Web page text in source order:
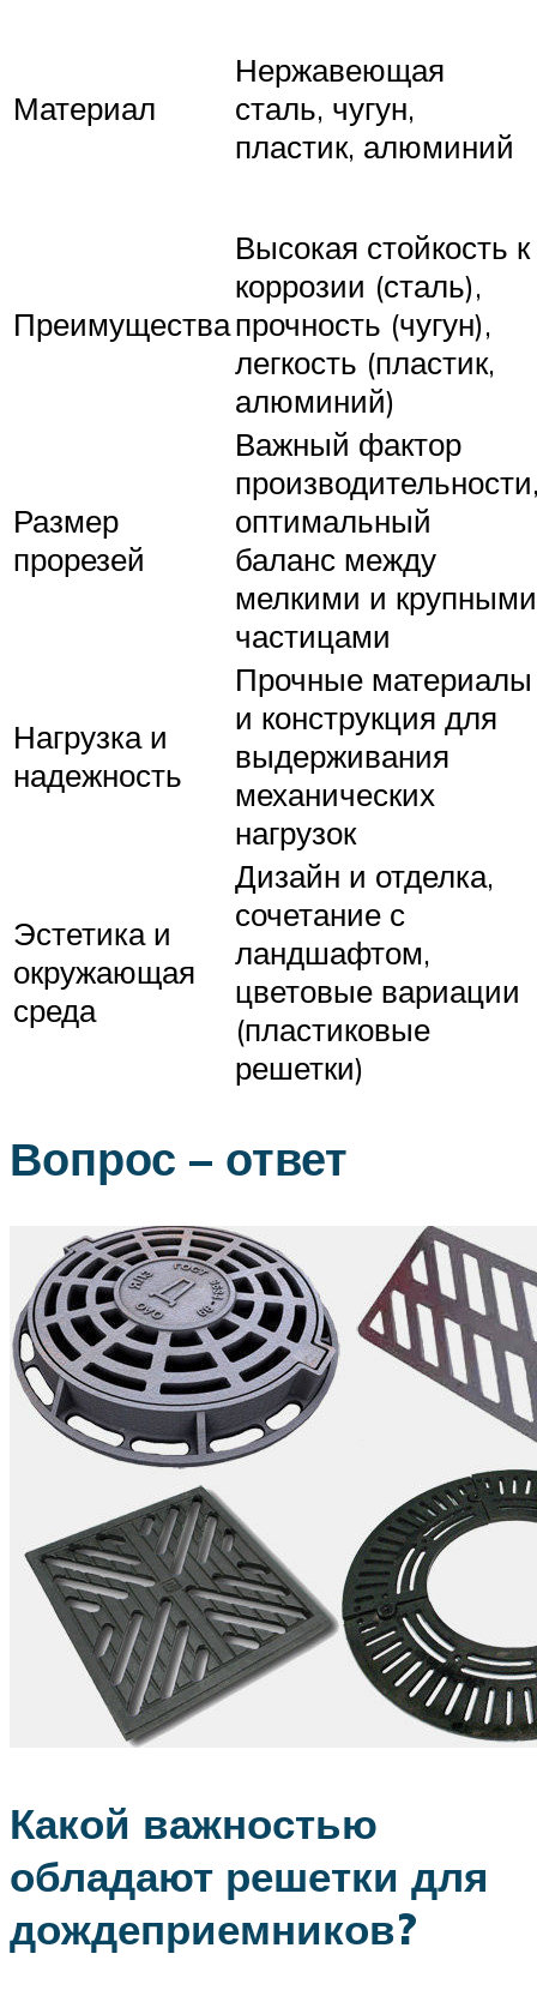
Материал
Нержавеющая
сталь, чугун,
пластик, алюминий
Преимущества
Высокая стойкость к
коррозии (сталь),
прочность (чугун),
легкость (пластик,
алюминий)
Размер
прорезей
Важный фактор
оптимальный
баланс между
мелкими и крупными
частицами
Нагрузка и
надежность
Прочные материалы
и конструкция для
выдерживания
механических
нагрузок
Эстетика и
окружающая
среда
Дизайн и отделка,
сочетание с
ландшафтом,
цветовые вариации
(пластиковые
решетки)
Вопрос – ответ
Какой важностью
обладают решетки для
дождеприемников?